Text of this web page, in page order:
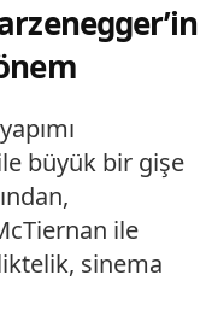
büyük bir gişe
ile
sinema